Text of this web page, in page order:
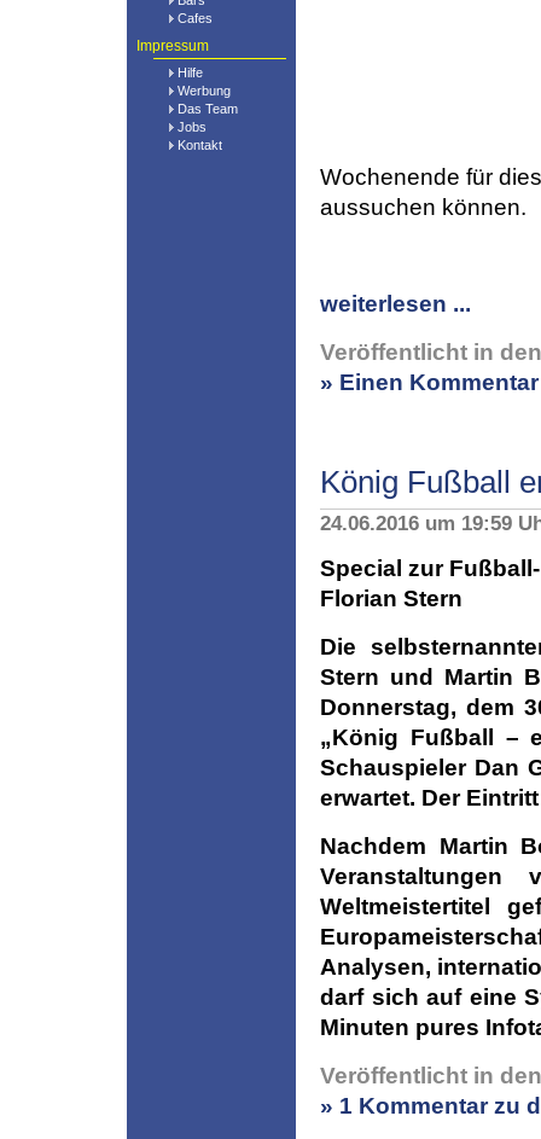
Cafes
Impressum
Hilfe
Werbung
Das Team
Jobs
Kontakt
Wochenende für
aussuchen können.
weiterlesen ...
Veröffentlicht in
» Einen
König Fußball
24.06.2016 um 19:59
Special zur
Florian Stern
Die
Stern und Martin
Donnerstag, dem
„König Fußball –
Schauspieler Dan
erwartet. Der
Nachdem Martin
Weltmeistertitel
Analysen,
darf sich auf eine
Minuten pures
Veröffentlicht in
» 1 Kommentar zu